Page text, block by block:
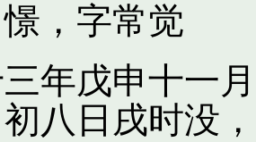
，字常觉
年戊申十一
八日戌时没